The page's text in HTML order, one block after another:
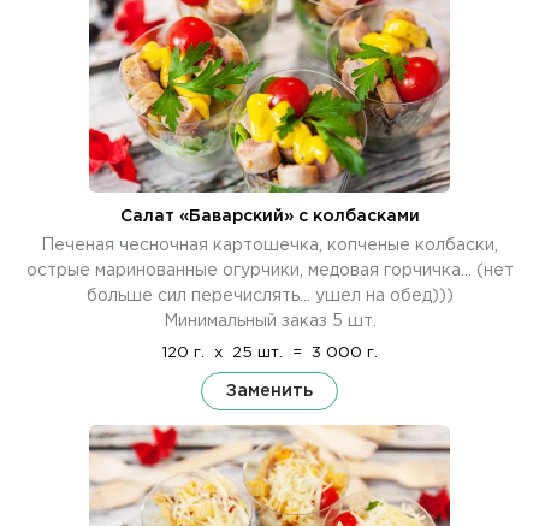
Салат «Баварский» с колбасками
Печеная чесночная картошечка, копченые колбаски,
острые маринованные огурчики, медовая горчичка... (нет
больше сил перечислять... ушел на обед)))
Минимальный заказ 5 шт.
120 г. x 25 шт. = 3 000 г.
Заменить